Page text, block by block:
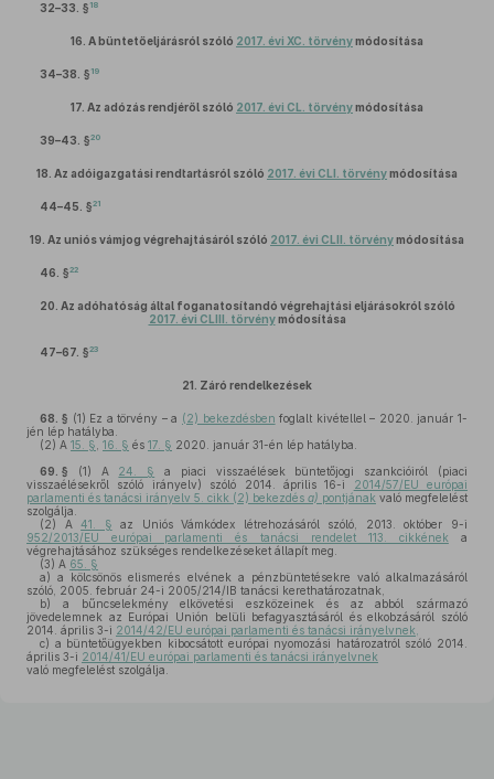
32–33. § 18
16. A büntetőeljárásról szóló 2017. évi XC. törvénymódosítása
34–38. § 19
17. Az adózás rendjéről szóló 2017. évi CL. törvénymódosítása
39–43. §20
18. Az adóigazgatási rendtartásról szóló 2017. évi CLI. törvénymódosítása
44–45. §21
19. Az uniós vámjog végrehajtásáról szóló 2017. évi CLII. törvénymódosítása
46. §22
20. Az adóhatóság által foganatosítandó végrehajtási eljárásokról szóló
2017. évi CLIII. törvénymódosítása
47–67. §23
21. Záró rendelkezések
68. § (1) Ez a törvény – a (2) bekezdésben foglalt kivétellel – 2020. január 1-
jén lép hatályba.
(2) A 15. § 16. § és 17. § 2020. január 31-én lép hatályba.
69. § (1) A 24. §
a piaci visszaélések büntetőjogi szankcióiról (piaci
visszaélésekről szóló irányelv) szóló 2014. április 16-i
2014/57/EU európai
parlamenti és tanácsi irányelv 5. cikk (2) bekezdés a) pontjának való megfelelést
szolgálja.
(2) A41. § az Uniós Vámkódex létrehozásáról szóló, 2013. október 9-i
952/2013/EU európai parlamenti és tanácsi rendelet 113. cikkének a
végrehajtásához szükséges rendelkezéseket állapít meg.
(3) A 65. §
a) a kölcsönös elismerés elvének a pénzbüntetésekre való alkalmazásáról
szóló, 2005. február 24-i 2005/214/IB tanácsi kerethatározatnak,
b) a bűncselekmény elkövetési eszközeinek és az abból származó
jövedelemnek az Európai Unión belüli befagyasztásáról és elkobzásáról szóló
2014. április 3-i 2014/42/EU európai parlamenti és tanácsi irányelvnek,
c) a büntetőügyekben kibocsátott európai nyomozási határozatról szóló 2014.
április 3-i 2014/41/EU európai parlamenti és tanácsi irányelvnek
való megfelelést szolgálja.